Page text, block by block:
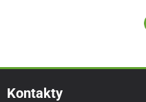
Kontakty